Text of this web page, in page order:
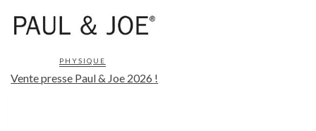
PHYSIQUE
Vente presse Paul & Joe 2026 !